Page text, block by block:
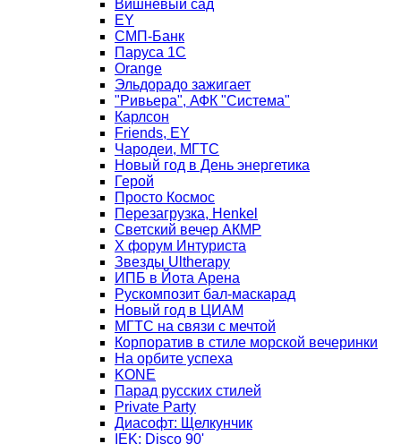
Вишневый сад
EY
СМП-Банк
Паруса 1С
Orange
Эльдорадо зажигает
"Ривьера", АФК "Система"
Карлсон
Friends, EY
Чародеи, МГТС
Новый год в День энергетика
Герой
Просто Космос
Перезагрузка, Henkel
Светский вечер АКМР
Х форум Интуриста
Звезды Ultherapy
ИПБ в Йота Арена
Рускомпозит бал-маскарад
Новый год в ЦИАМ
МГТС на связи с мечтой
Корпоратив в стиле морской вечеринки
На орбите успеха
KONE
Парад русских стилей
Private Party
Диасофт: Щелкунчик
IEK: Disco 90'